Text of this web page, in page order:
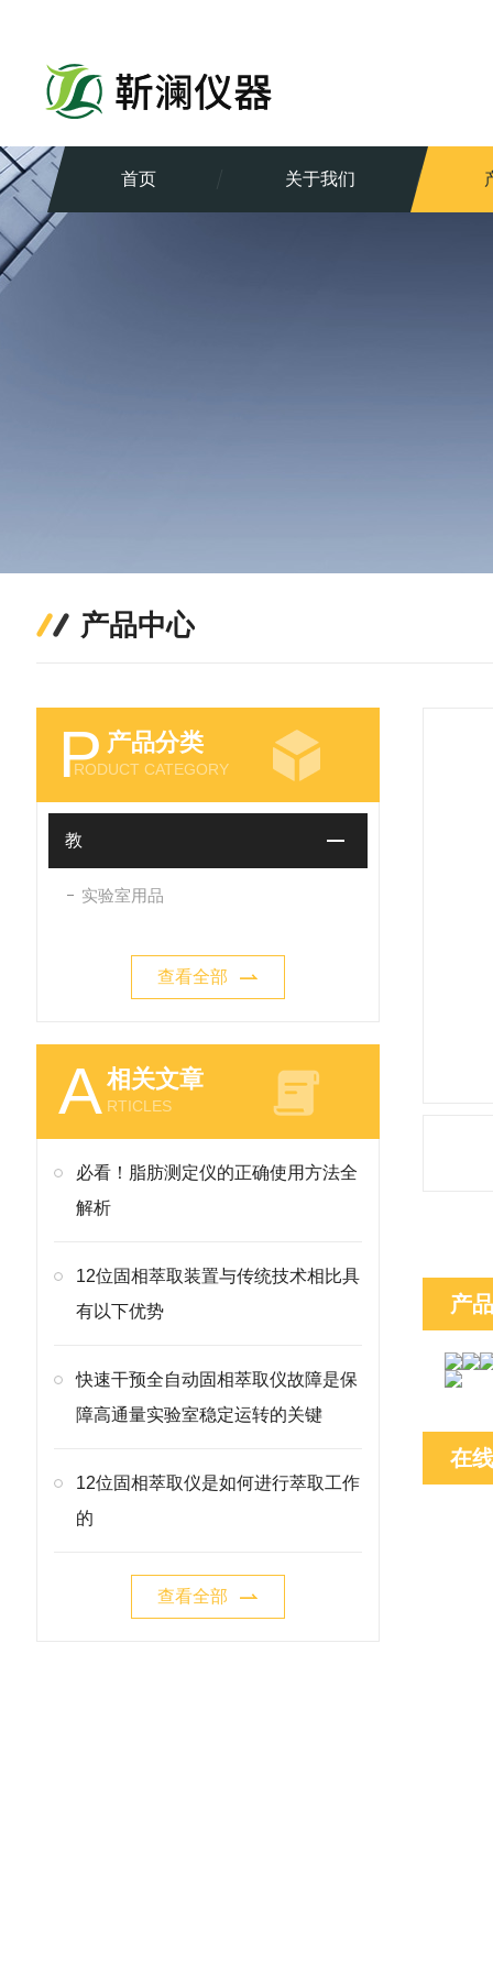
首页 关于我们
产品中心
P 产品分类
RODUCT CATEGORY
教
实验室用品
查看全部
A相关文章
RTICLES
必看！脂肪测定仪的正确使用方法全
解析
12位固相萃取装置与传统技术相比具
有以下优势
快速干预全自动固相萃取仪故障是保
障高通量实验室稳定运转的关键
12位固相萃取仪是如何进行萃取工作
的
查看全部
产
在